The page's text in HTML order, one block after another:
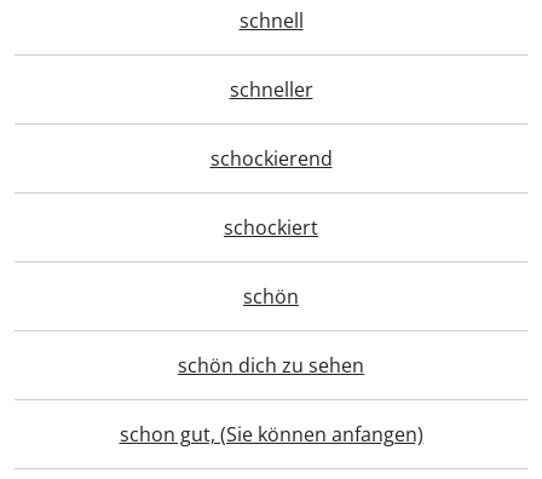
schnell
schneller
schockierend
schockiert
schön
schön dich zu sehen
schon gut, (Sie können anfangen)